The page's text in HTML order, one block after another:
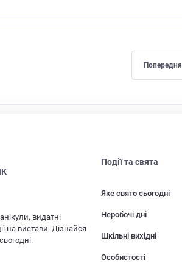
Попередня
видатні
на вистави. Дізнайся
Події та свята
Яке свято сьогодні
Неробочі дні
Шкільні вихідні
Особистості